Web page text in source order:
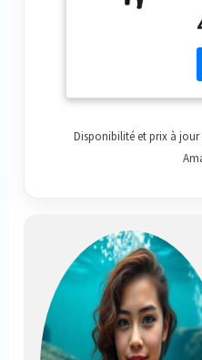
Disponibilité et prix à